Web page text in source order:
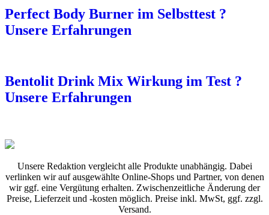
Perfect Body Burner im Selbsttest ?
Unsere Erfahrungen
Bentolit Drink Mix Wirkung im Test ?
Unsere Erfahrungen
Unsere Redaktion vergleicht alle Produkte unabhängig. Dabei
verlinken wir auf ausgewählte Online-Shops und Partner, von denen
wir ggf. eine Vergütung erhalten. Zwischenzeitliche Änderung der
Preise, Lieferzeit und -kosten möglich. Preise inkl. MwSt, ggf. zzgl.
Versand.